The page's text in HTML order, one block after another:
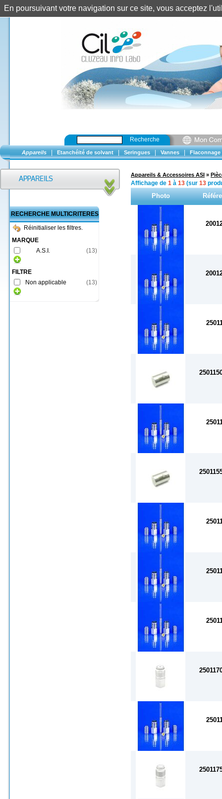
Recherche
Appareils Etanchéité de solvant Seringues Vannes Flaconnage
RECHERCHE MULTICRITERES
Réinitialiser les filtres.
MARQUE
A.S.I.
(13)
FILTRE
Non applicable
(13)
Appareils & Accessoires ASI »
Affichage de 1 à 13 (sur 13
Photo
En poursuivant votre navigation sur ce site, vous acceptez